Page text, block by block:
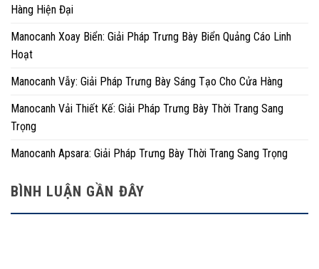
Hàng Hiện Đại
Manocanh Xoay Biển: Giải Pháp Trưng Bày Biển Quảng Cáo Linh
Hoạt
Manocanh Vẫy: Giải Pháp Trưng Bày Sáng Tạo Cho Cửa Hàng
Manocanh Vải Thiết Kế: Giải Pháp Trưng Bày Thời Trang Sang
Trọng
Manocanh Apsara: Giải Pháp Trưng Bày Thời Trang Sang Trọng
BÌNH LUẬN GẦN ĐÂY